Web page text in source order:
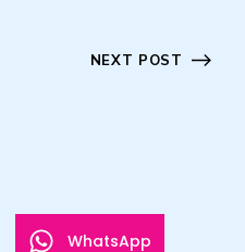
NEXT POST
WhatsApp